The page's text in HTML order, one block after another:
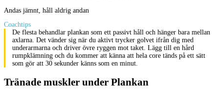
Andas jämnt, håll aldrig andan
Coachtips
De flesta behandlar plankan som ett passivt håll och hänger bara mellan
axlarna. Det vänder sig när du aktivt trycker golvet ifrån dig med
underarmarna och driver övre ryggen mot taket. Lägg till en hård
rumpklämning och du kommer att känna att hela core tänds på ett sätt
som gör att 30 sekunder känns som en minut.
Tränade muskler under Plankan